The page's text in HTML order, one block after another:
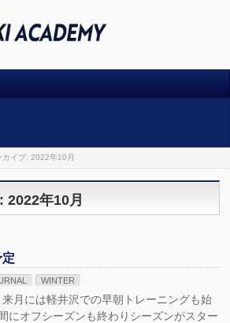
カイブ: 2022年10月
2022年10月
WINTER
月には軽井沢での早朝トレーニングも始
にオフシーズンも終わりシーズンがスター